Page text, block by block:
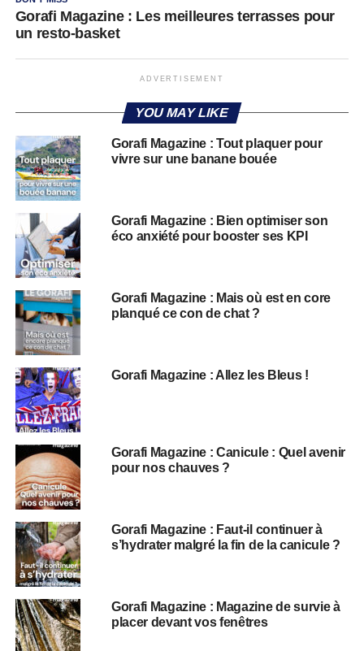
Gorafi Magazine : Les meilleures terrasses pour
un resto-basket
ADVERTISEMENT
YOU MAY LIKE
Gorafi Magazine : Tout plaquer pour
vivre sur une banane bouée
Gorafi Magazine : Bien optimiser son
éco anxiété pour booster ses KPI
Gorafi Magazine : Mais où est en core
planqué ce con de chat ?
Gorafi Magazine : Allez les Bleus !
Gorafi Magazine : Canicule : Quel avenir
pour nos chauves ?
Gorafi Magazine : Faut-il continuer à
s’hydrater malgré la fin de la canicule ?
Gorafi Magazine : Magazine de survie à
placer devant vos fenêtres